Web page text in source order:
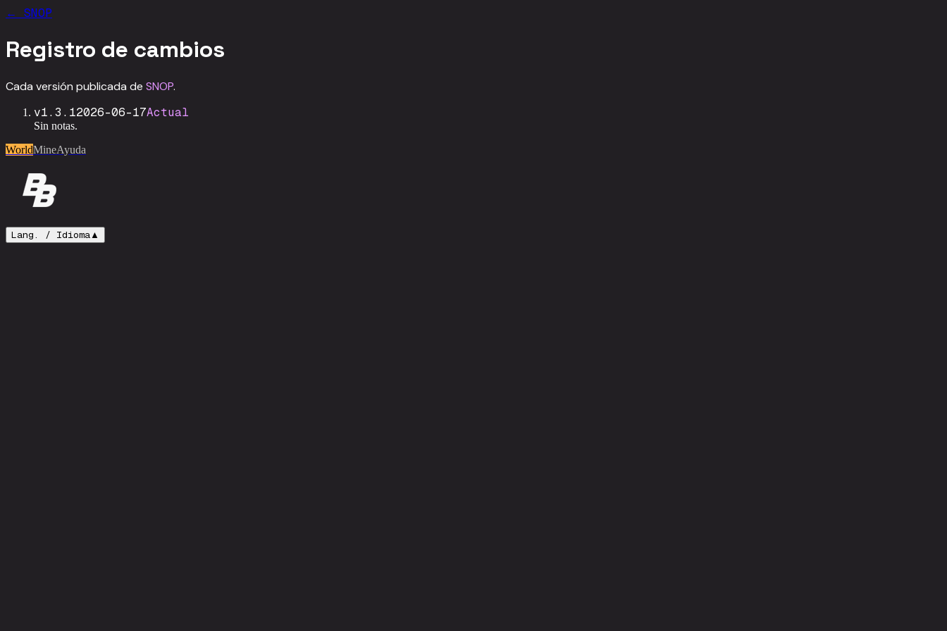
← SNOP
Registro de cambios
Cada versión publicada de SNOP.
v1.3.12026-06-17Actual
Sin notas.
WorldMineAyuda
Lang. / Idioma▲